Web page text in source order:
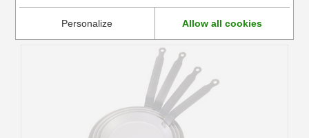
Voici notre sélection decrêpières et poêles à crêpes
professionnelles.
Personalize Allow all cookies